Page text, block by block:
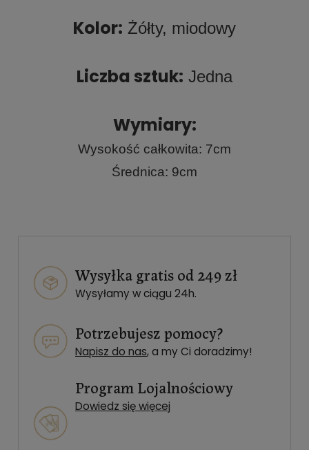
Kolor: Żółty, miodowy
Liczba sztuk: Jedna
Wymiary:
Wysokość całkowita: 7cm
Średnica: 9cm
Wysyłka gratis od 249 zł
Wysyłamy w ciągu 24h.
Potrzebujesz pomocy?
Napisz do nas, a my Ci doradzimy!
Program Lojalnościowy
Dowiedz się więcej